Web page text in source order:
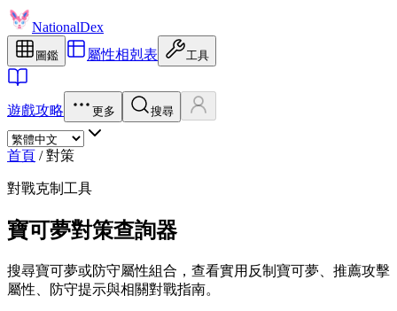
NationalDex
圖鑑 屬性相剋表 工具
遊戲攻略 更多 搜尋
首頁 / 對策
對戰克制工具
寶可夢對策查詢器
搜尋寶可夢或防守屬性組合，查看實用反制寶可夢、推薦攻擊
屬性、防守提示與相關對戰指南。